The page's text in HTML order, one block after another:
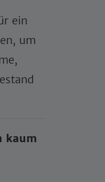
ein
um
kaum